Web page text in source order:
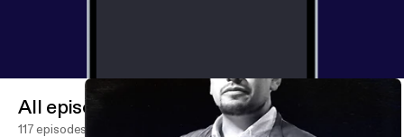
All episodes
117 episodes